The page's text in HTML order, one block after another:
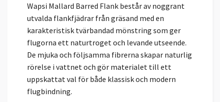
Wapsi Mallard Barred Flank består av noggrant
utvalda flankfjädrar från gräsand med en
karakteristisk tvärbandad mönstring som ger
flugorna ett naturtroget och levande utseende.
De mjuka och följsamma fibrerna skapar naturlig
rörelse i vattnet och gör materialet till ett
uppskattat val för både klassisk och modern
flugbindning.